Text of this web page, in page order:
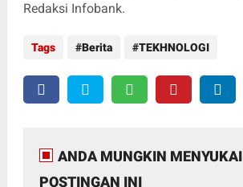
Redaksi Infobank.
Tags Berita TEKHNOLOGI
ANDA MUNGKIN MENYUKAI
POSTINGAN INI